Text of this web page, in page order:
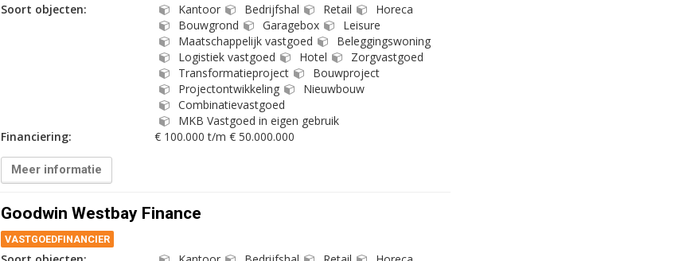
Soort objecten: Kantoor Bedrijfshal Retail
Horeca
Bouwgrond
Garagebox
Leisure
Maatschappelijk vastgoed
Beleggingswoning
Logistiek vastgoed
Hotel
Zorgvastgoed
Transformatieproject
Bouwproject
Projectontwikkeling
Nieuwbouw
Combinatievastgoed
MKB Vastgoed in eigen gebruik
Financiering:
€ 100.000 t/m € 50.000.000
Meer informatie
Goodwin Westbay Finance
VASTGOEDFINANCIER